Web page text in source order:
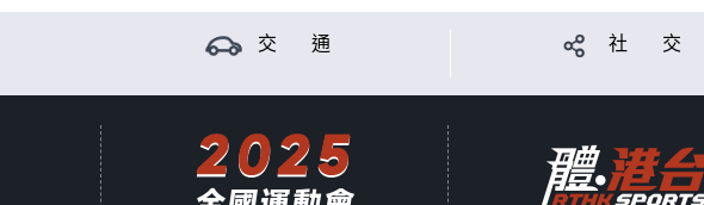
交 通 社 交